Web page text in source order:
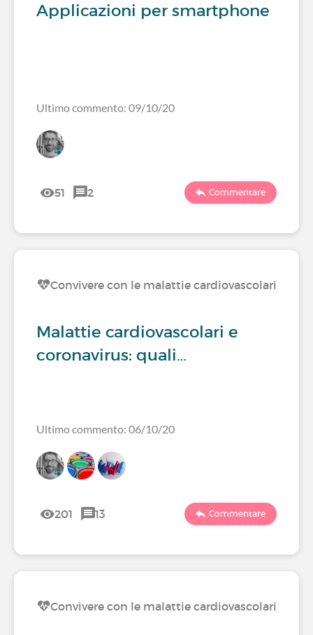
Applicazioni per smartphone
Ultimo commento: 09/10/20
51 2 Commentare
Convivere con le malattie cardiovascolari
Malattie cardiovascolari e
coronavirus: quali…
Ultimo commento: 06/10/20
201 13 Commentare
Convivere con le malattie cardiovascolari